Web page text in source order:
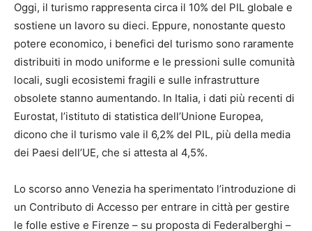
Oggi, il turismo rappresenta circa il 10% del PIL globale e
sostiene un lavoro su dieci. Eppure, nonostante questo
potere economico, i benefici del turismo sono raramente
distribuiti in modo uniforme e le pressioni sulle comunità
locali, sugli ecosistemi fragili e sulle infrastrutture
obsolete stanno aumentando. In Italia, i dati più recenti di
Eurostat, l’istituto di statistica dell’Unione Europea,
dicono che il turismo vale il 6,2% del PIL, più della media
dei Paesi dell’UE, che si attesta al 4,5%.
Lo scorso anno Venezia ha sperimentato l’introduzione di
un Contributo di Accesso per entrare in città per gestire
le folle estive e Firenze – su proposta di Federalberghi –